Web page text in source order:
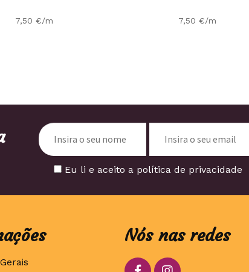
7,50 €/m 7,50 €/m
Eu li e aceito a política de privacidade
Nós nas redes